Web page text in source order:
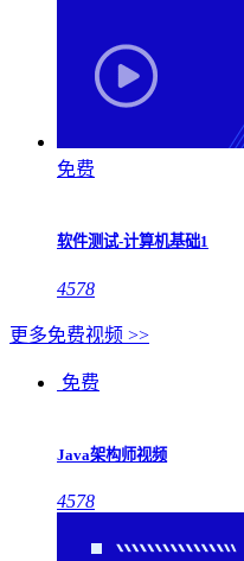
免费
软件测试-计算机基础1
4578
更多免费视频 >>
免费
Java架构师视频
4578